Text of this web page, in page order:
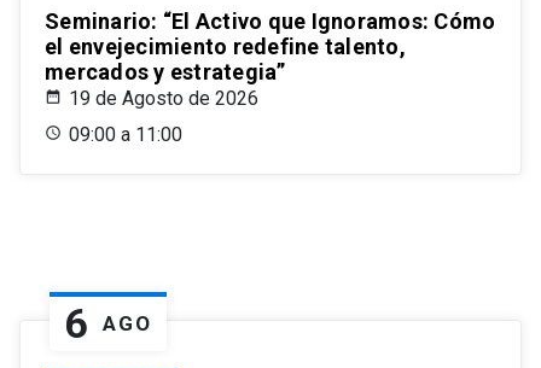
Seminario: “El Activo que Ignoramos: Cómo
el envejecimiento redefine talento,
mercados y estrategia”
19 de Agosto de 2026
09:00 a 11:00
6 AGO